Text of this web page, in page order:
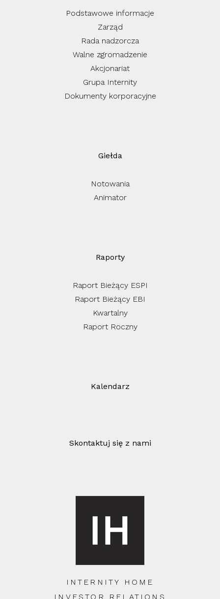
Podstawowe informacje
Zarząd
Rada nadzorcza
Walne zgromadzenie
Akcjonariat
Grupa Internity
Dokumenty korporacyjne
Giełda
Notowania
Animator
Raporty
Raport Bieżący ESPI
Raport Bieżący EBI
Kwartalny
Raport Roczny
Kalendarz
Skontaktuj się z nami
INTERNITY HOME
INVESTOR RELATIONS